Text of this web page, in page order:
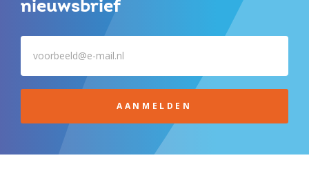
nieuwsbrief
AANMELDEN